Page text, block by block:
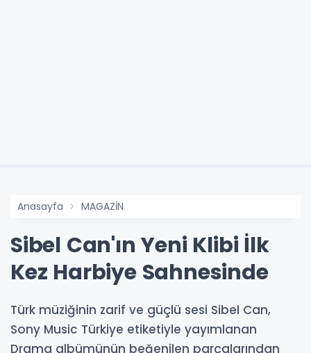
Anasayfa MAGAZİN
Sibel Can'ın Yeni Klibi İlk
Kez Harbiye Sahnesinde
Türk müziğinin zarif ve güçlü sesi Sibel Can,
Sony Music Türkiye etiketiyle yayımlanan
Drama albümünün beğenilen parçalarından